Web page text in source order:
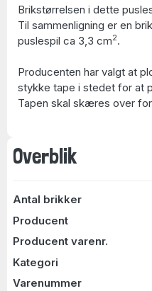
Overblik
Antal brikker
Producent
Producent varenr.
Kategori
Varenummer
Brikstørrelsen i dette
Til sammenligning er en
puslespil ca 3,3 cm2.
Producenten har valgt at
stykke tape i stedet for at
Tapen skal skæres over